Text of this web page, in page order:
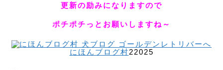
更新の励みになりますので
ポチポチっとお願いしますね～
にほんブログ村22025